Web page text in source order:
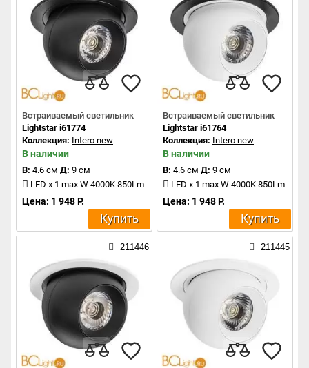
Встраиваемый светильник
Lightstar i61774
Коллекция: Intero new
В наличии
В: 4.6 см Д: 9 см
LED x 1 max W 4000K 850Lm
Цена: 1 948 Р.
Купить
Встраиваемый светильник
Lightstar i61764
Коллекция: Intero new
В наличии
В: 4.6 см Д: 9 см
LED x 1 max W 4000K 850Lm
Цена: 1 948 Р.
Купить
211446 211445